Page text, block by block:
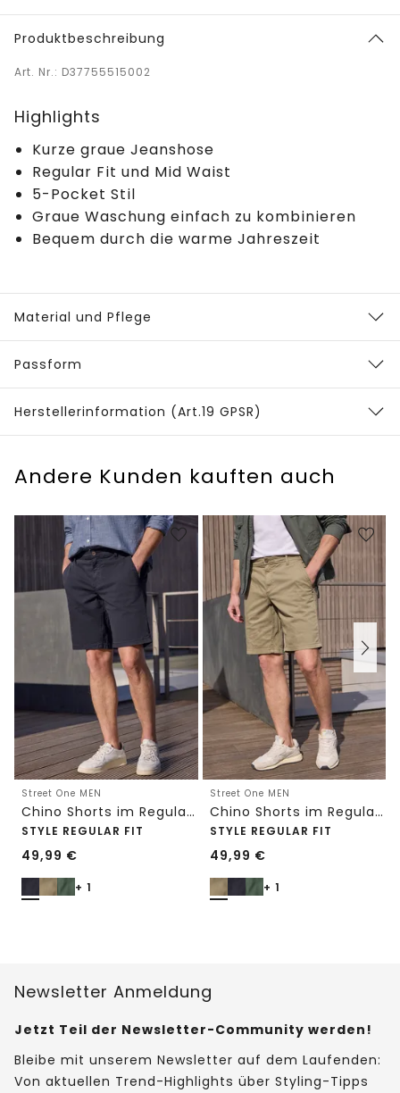
Produktbeschreibung
Art. Nr.: D37755515002
Highlights
Kurze graue Jeanshose
Regular Fit und Mid Waist
5-Pocket Stil
Graue Waschung einfach zu kombinieren
Bequem durch die warme Jahreszeit
Material und Pflege
Passform
Herstellerinformation (Art.19 GPSR)
Andere Kunden kauften auch
Street One MEN
Chino Shorts im Regular Fit mit Flexbund
STYLE REGULAR FIT
49,99 €
+ 1
Street One MEN
Chino Shorts im Regular Fit mit Flexbund
STYLE REGULAR FIT
49,99 €
+ 1
Newsletter Anmeldung
Jetzt Teil der Newsletter-Community werden!
Bleibe mit unserem Newsletter auf dem Laufenden:
Von aktuellen Trend-Highlights über Styling-Tipps